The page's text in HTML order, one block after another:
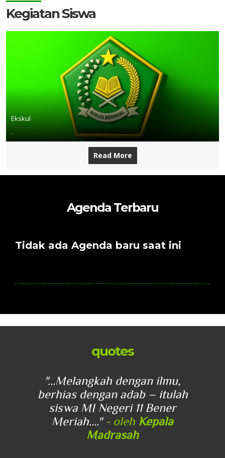
Kegiatan Siswa
Ekskul
.
Read More
Agenda Terbaru
Tidak ada Agenda baru saat ini
quotes
"...Melangkah dengan ilmu,
berhias dengan adab – itulah
siswa MI Negeri 11 Bener
Meriah...." - oleh Kepala
Madrasah